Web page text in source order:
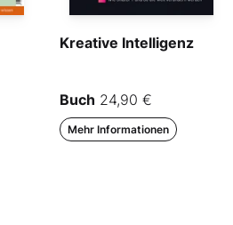
Kreative Intelligenz
Buch 24,90 €
Mehr Informationen